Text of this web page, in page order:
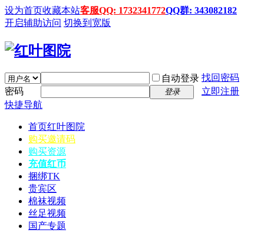
设为首页收藏本站客服QQ: 1732341772QQ群: 343082182
开启辅助访问 切换到宽版
自动登录 找回密码
密码
登录
立即注册
快捷导航
首页红叶图院
购买邀请码
购买资源
充值红币
捆绑TK
贵宾区
棉袜视频
丝足视频
国产专题